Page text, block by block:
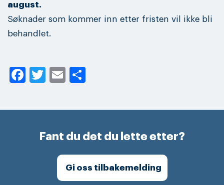
august.
Søknader som kommer inn etter fristen vil ikke bli
behandlet.
Facebook
Twitter
Email
Fant du det du lette etter?
Gi oss tilbakemelding